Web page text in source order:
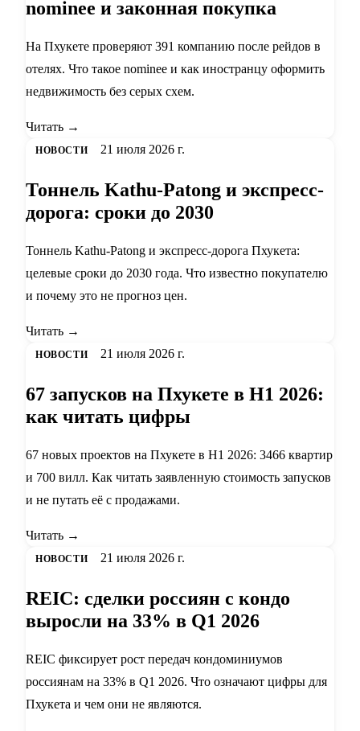
nominee и законная покупка
На Пхукете проверяют 391 компанию после рейдов в
отелях. Что такое nominee и как иностранцу оформить
недвижимость без серых схем.
Читать →
НОВОСТИ 21 июля 2026 г.
Тоннель Kathu-Patong и экспресс-
дорога: сроки до 2030
Тоннель Kathu-Patong и экспресс-дорога Пхукета:
целевые сроки до 2030 года. Что известно покупателю
и почему это не прогноз цен.
Читать →
НОВОСТИ 21 июля 2026 г.
67 запусков на Пхукете в H1 2026:
как читать цифры
67 новых проектов на Пхукете в H1 2026: 3466 квартир
и 700 вилл. Как читать заявленную стоимость запусков
и не путать её с продажами.
Читать →
НОВОСТИ 21 июля 2026 г.
REIC: сделки россиян с кондо
выросли на 33% в Q1 2026
REIC фиксирует рост передач кондоминиумов
россиянам на 33% в Q1 2026. Что означают цифры для
Пхукета и чем они не являются.